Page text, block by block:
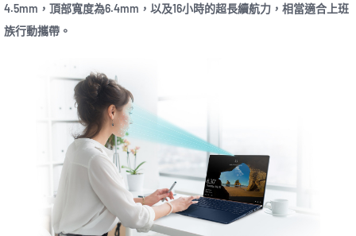
4.5mm，頂部寬度為6.4mm，以及16小時的超長續航力，相當適合上班
族行動攜帶。